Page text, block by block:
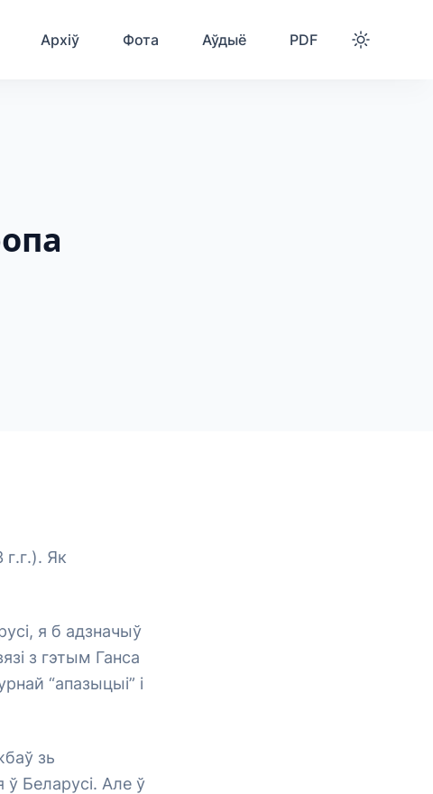
Архіў Фота Аўдыё PDF
г.г.). Як
я б адзначыў
з гэтым Ганса
“апазыцыі” і
зь
ў Беларусі. Але ў